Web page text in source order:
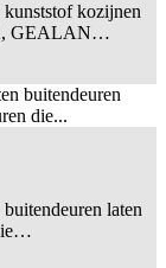
kozijnen
GEALAN…
laten